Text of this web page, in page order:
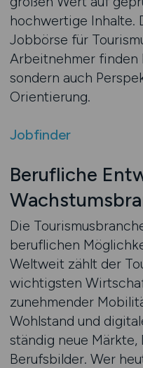
hochwertige Inhalte.
Jobbörse für
Arbeitnehmer finden
sondern auch
Orientierung.
Jobfinder
Berufliche
Die
beruflichen
Weltweit zählt der
wichtigsten
zunehmender
Wohlstand und
ständig neue
Berufsbilder. Wer